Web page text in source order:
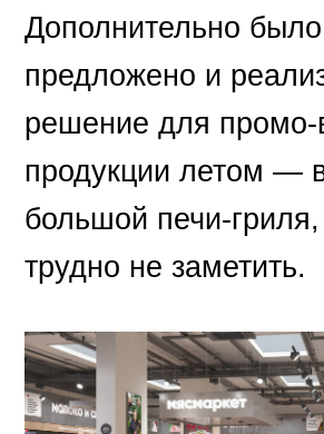
Дополнительно было
предложено и
решение для промо-
продукции летом —
большой печи-
трудно не заметить.